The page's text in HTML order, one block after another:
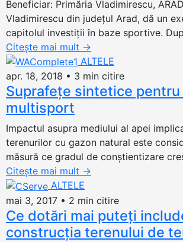
Beneficiar: Primăria Vladimirescu,
Vladimirescu din judeţul Arad, dă un
capitolul investiţii în baze sportive.
Citește mai mult →
ALTELE
apr. 18, 2018 • 3 min citire
Suprafețe sintetice
multisport
Impactul asupra mediului al apei
terenurilor cu gazon natural este
măsură ce gradul de conștientizare
Citește mai mult →
ALTELE
mai 3, 2017 • 2 min citire
Ce dotări mai puteţi
construcţia terenului de